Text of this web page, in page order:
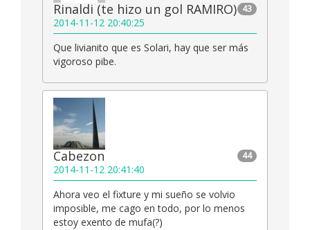
43
Rinaldi (te hizo un gol RAMIRO)
2014-11-12 20:40:25
Que livianito que es Solari, hay que ser más
vigoroso pibe.
44
Cabezon
2014-11-12 20:41:40
Ahora veo el fixture y mi sueño se volvio
imposible, me cago en todo, por lo menos
estoy exento de mufa(?)